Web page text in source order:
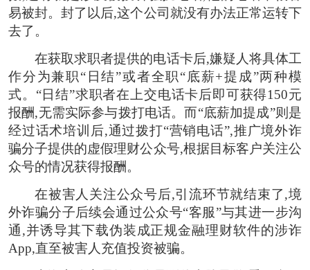
易被封。封了以后,这个公司就没有办法正常运转下
去了。
在获取求职者提供的电话卡后,嫌疑人将具体工
作分为兼职“日结”或者全职“底薪+提成”两种模
式。“日结”求职者在上交电话卡后即可获得150元
报酬,无需实际参与拨打电话。而“底薪加提成”则是
经过话术培训后,通过拨打“营销电话”,推广境外诈
骗分子提供的虚假理财公众号,根据目标客户关注公
众号的情况获得报酬。
在被害人关注公众号后,引流环节就结束了,境
外诈骗分子后续会通过公众号“客服”与其进一步沟
通,并诱导其下载伪装成正规金融理财软件的涉诈
App,直至被害人充值投资被骗。